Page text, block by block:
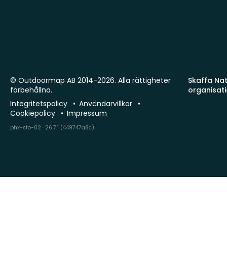
Skaffa
© Outdoormap AB 2014-2026. Alla rättigheter
förbehållna.
Integritetspolicy
Användarvillkor
Cookiepolicy
Impressum
phx-sto-02 · 26.7.1 (449747a8c)